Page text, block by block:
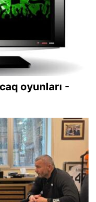
oyunları -